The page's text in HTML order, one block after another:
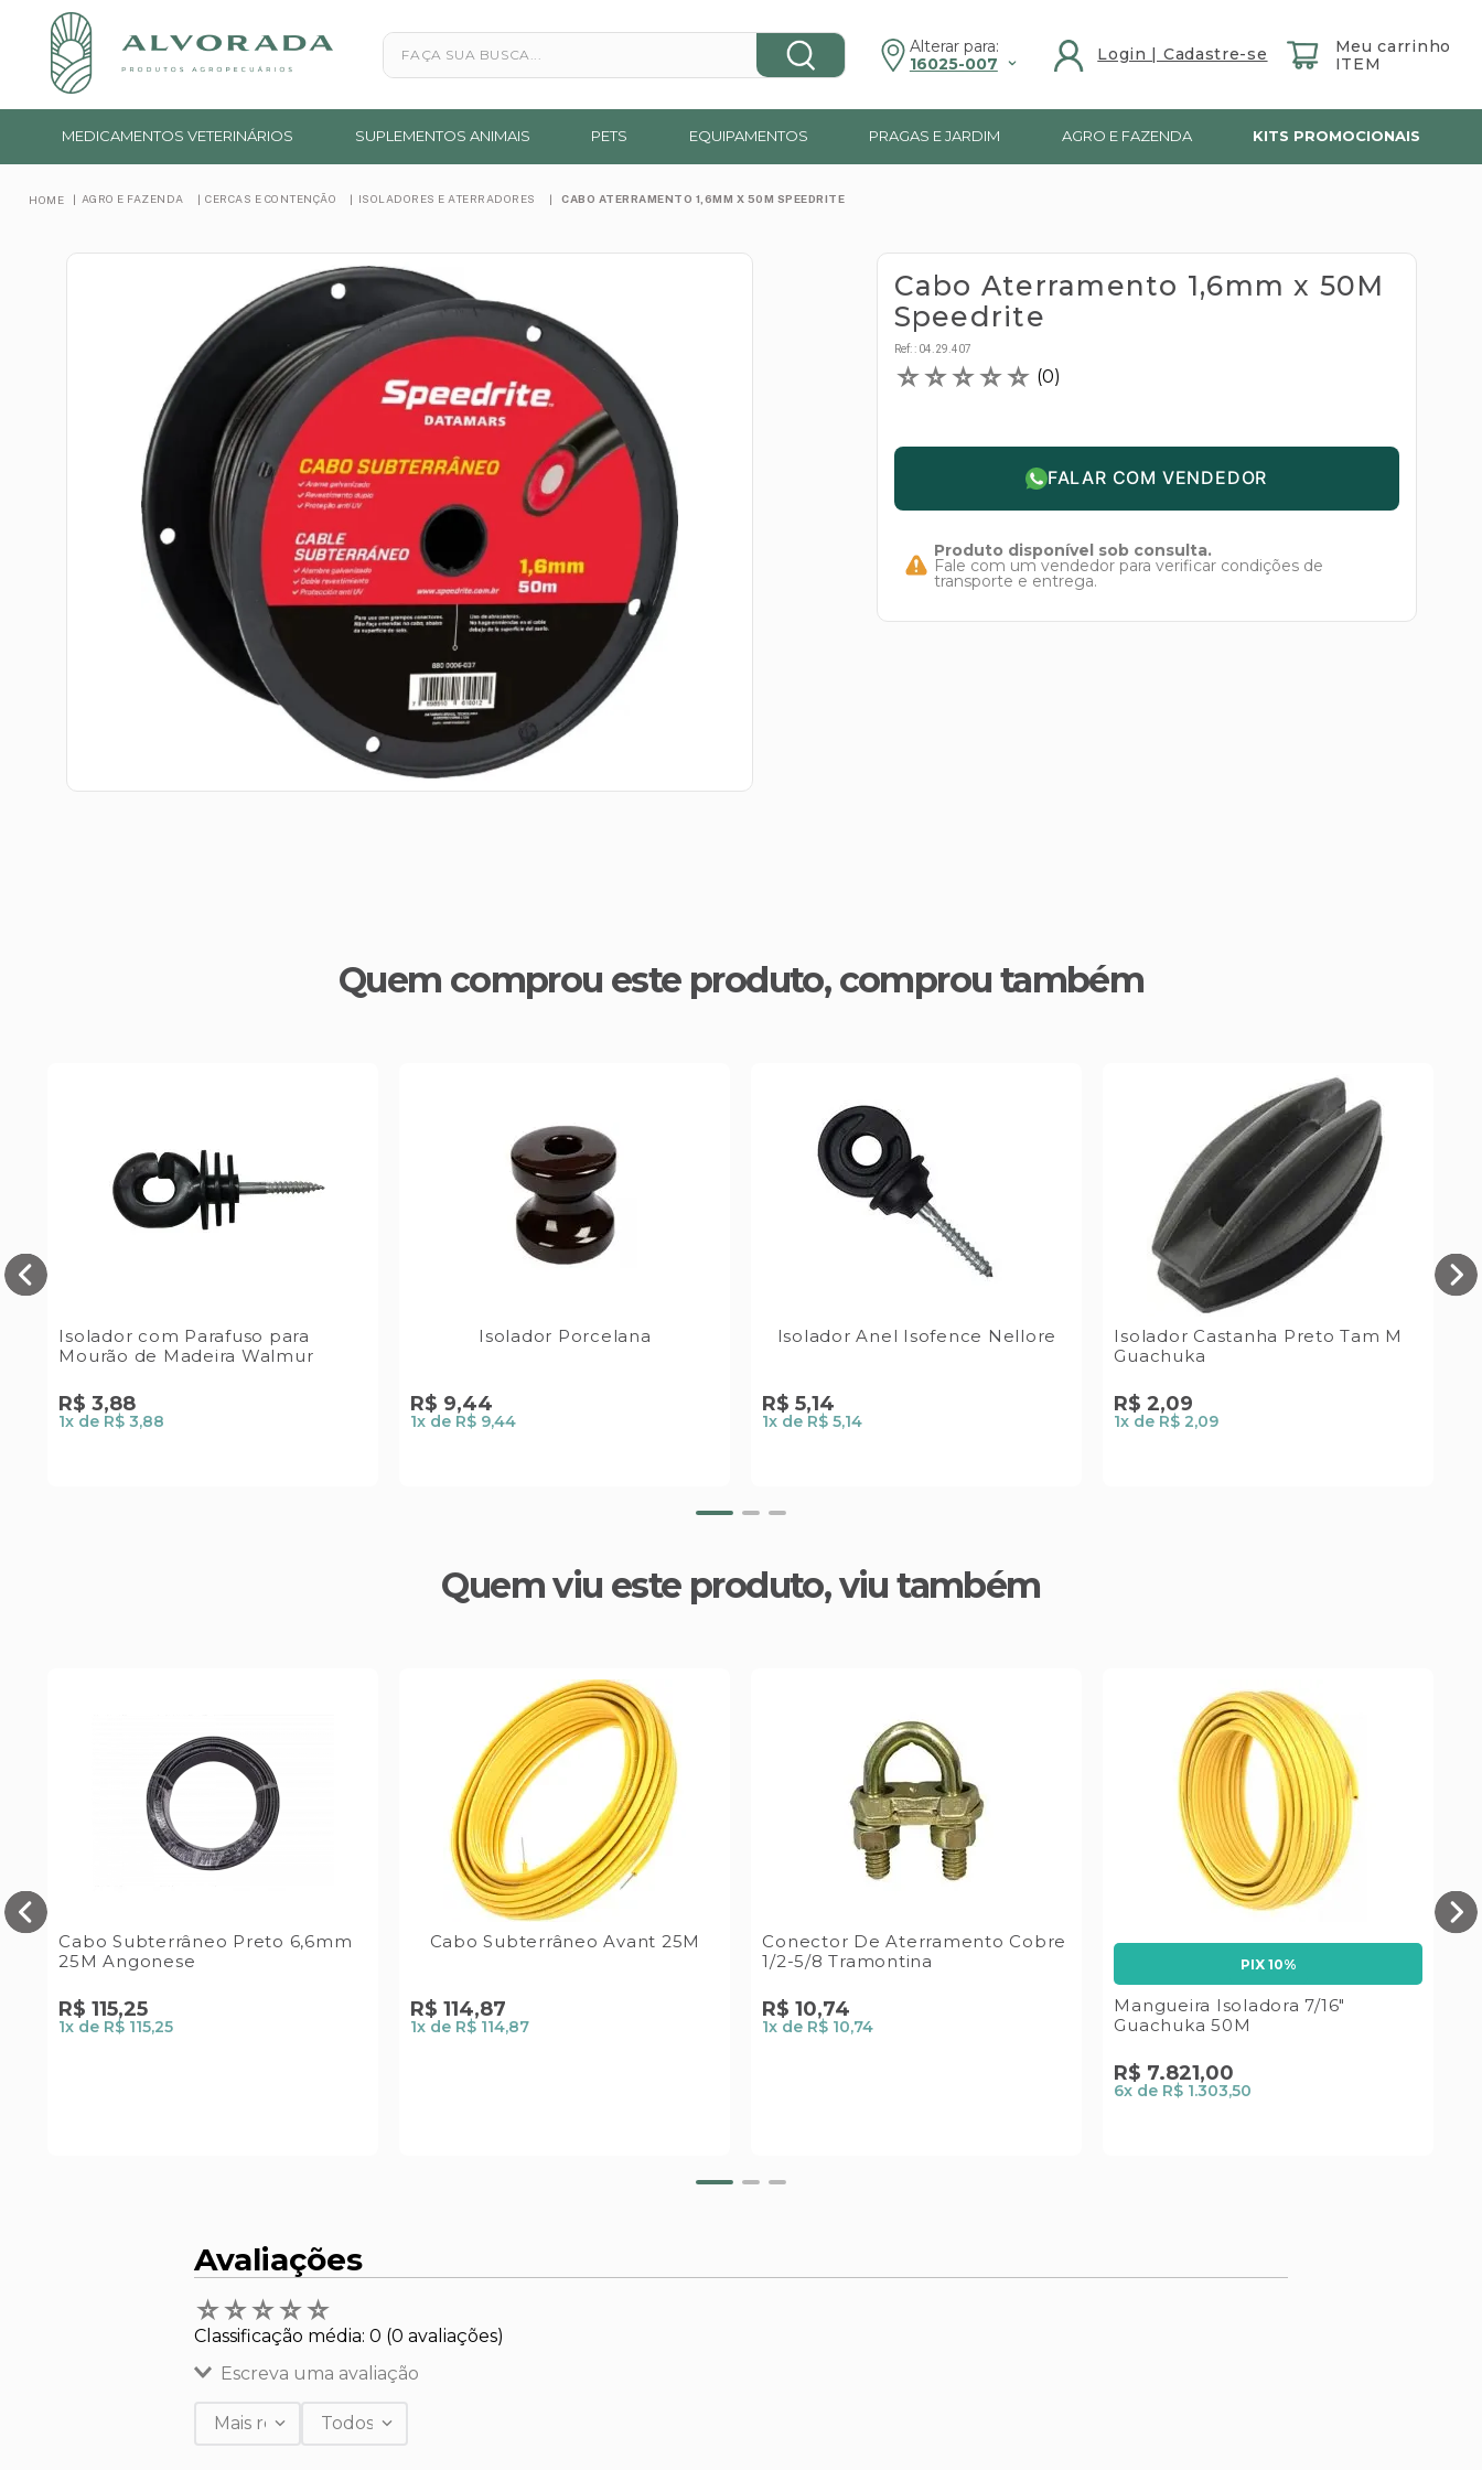
Faça sua busca...
Alterar para:
16025-007
MEDICAMENTOS VETERINÁRIOS SUPLEMENTOS ANIMAIS PETS EQUIPAMENTOS PRAGAS E JARDIM AGRO E FAZENDA KITS PROMOCIONAIS
AGRO E FAZENDA CERCAS E CONTENÇÃO ISOLADORES E ATERRADORES CABO ATERRAMENTO 1,6MM X 50M SPEEDRITE
Cabo Aterramento 1,6mm x 50M
Speedrite
Ref: : 04.29.407
☆☆☆☆☆ (0)
FALAR COM VENDEDOR
Produto disponível sob consulta.
Fale com um vendedor para verificar condições de
transporte e entrega.
Quem comprou este produto, comprou também
Isolador com Parafuso para
Mourão de Madeira Walmur
R$ 3,88
1x de R$ 3,88
Isolador Porcelana
R$ 9,44
1x de R$ 9,44
Isolador Anel Isofence Nellore
R$ 5,14
1x de R$ 5,14
Isolador Castanha Preto Tam M
Guachuka
R$ 2,09
1x de R$ 2,09
Quem viu este produto, viu também
Cabo Subterrâneo Preto 6,6mm
25M Angonese
R$ 115,25
1x de R$ 115,25
Cabo Subterrâneo Avant 25M
R$ 114,87
1x de R$ 114,87
Conector De Aterramento Cobre
1/2-5/8 Tramontina
R$ 10,74
1x de R$ 10,74
PIX 10%
Mangueira Isoladora 7/16"
Guachuka 50M
R$ 7.821,00
6x de R$ 1.303,50
Avaliações
☆☆☆☆☆
Classificação média: 0 (0 avaliações)
Escreva uma avaliação
Mais recentesTodos